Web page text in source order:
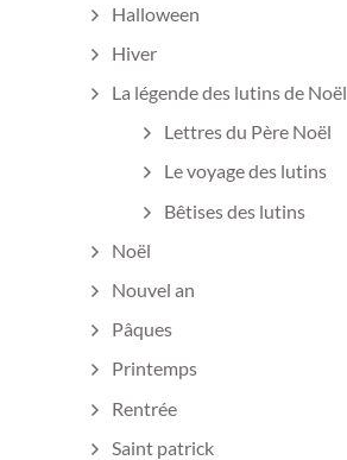
Halloween
Hiver
La légende des lutins de Noël
Lettres du Père Noël
Le voyage des lutins
Bêtises des lutins
Noël
Nouvel an
Pâques
Printemps
Rentrée
Saint patrick